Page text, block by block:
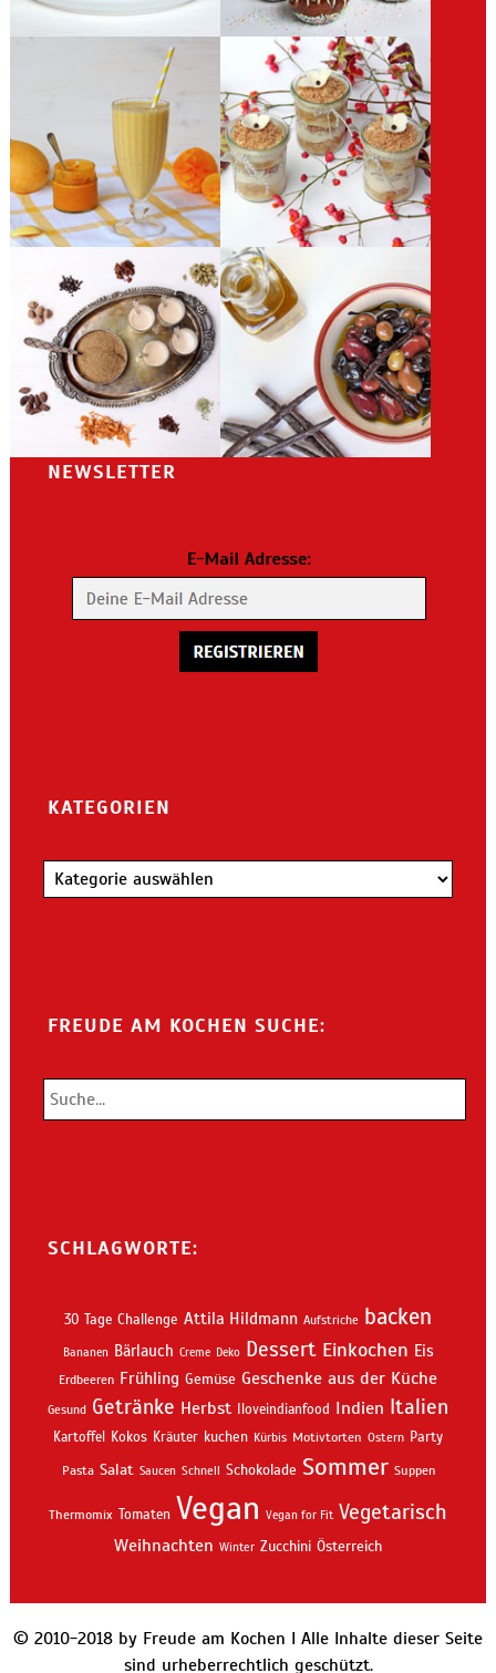
NEWSLETTER
KATEGORIEN
Kategorien
FREUDE AM KOCHEN SUCHE:
SCHLAGWORTE:
30 Tage Challenge Attila Hildmann Aufstriche backen
Bananen Bärlauch Creme Deko Dessert Einkochen Eis
Erdbeeren Frühling Gemüse Geschenke aus der Küche
Gesund Getränke Herbst Iloveindianfood Indien Italien
Kartoffel Kokos Kräuter kuchen Kürbis Motivtorten Ostern Party
Pasta Salat Saucen Schnell Schokolade Sommer Suppen
Thermomix Tomaten Vegan Vegan for Fit Vegetarisch
Weihnachten Winter Zucchini Österreich
© 2010-2018 by Freude am Kochen I Alle Inhalte dieser Seite
sind urheberrechtlich geschützt.